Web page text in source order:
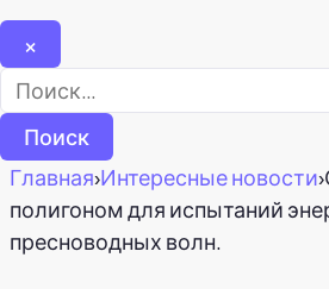
×
Найти:
Главная›Интересные новости›
полигоном для испытаний
пресноводных волн.